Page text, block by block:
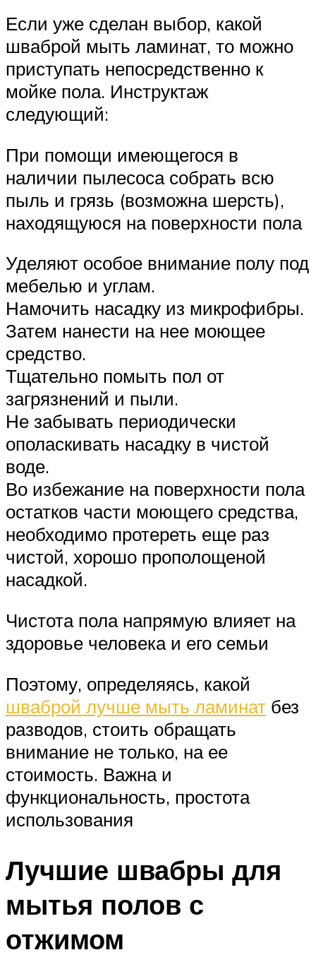
Если уже сделан выбор, какой
шваброй мыть ламинат, то можно
приступать непосредственно к
мойке пола. Инструктаж
следующий:
При помощи имеющегося в
наличии пылесоса собрать всю
пыль и грязь (возможна шерсть),
находящуюся на поверхности пола
Уделяют особое внимание полу под
мебелью и углам.
Намочить насадку из микрофибры.
Затем нанести на нее моющее
средство.
Тщательно помыть пол от
загрязнений и пыли.
Не забывать периодически
ополаскивать насадку в чистой
воде.
Во избежание на поверхности пола
остатков части моющего средства,
необходимо протереть еще раз
чистой, хорошо прополощеной
насадкой.
Чистота пола напрямую влияет на
здоровье человека и его семьи
Поэтому, определяясь, какой
шваброй лучше мыть ламинат без
разводов, стоить обращать
внимание не только, на ее
стоимость. Важна и
функциональность, простота
использования
Лучшие швабры для
мытья полов с
отжимом